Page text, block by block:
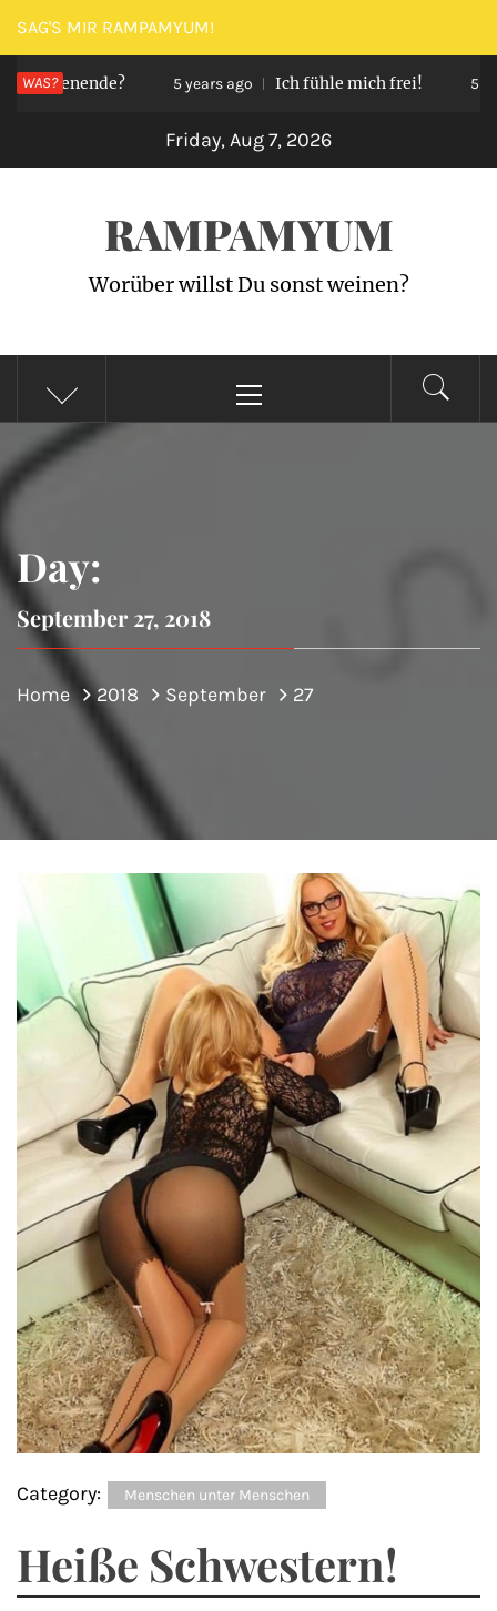
Skip
to
content
SAG'S MIR RAMPAMYUM!
WAS? 5 years ago Ich fühle mich frei! 5
Friday, Aug 7, 2026
RAMPAMYUM
Worüber willst Du sonst weinen?
Menu
Day:
September 27, 2018
Home 2018 September 27
Category: Menschen unter Menschen
Heiße Schwestern!